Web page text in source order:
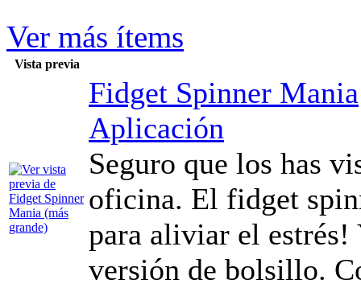
Ver más ítems
Vista previa
Fidget Spinner Mania
Aplicación
Seguro que los has
oficina. El fidget
para aliviar el estrés!
versión de bolsillo.